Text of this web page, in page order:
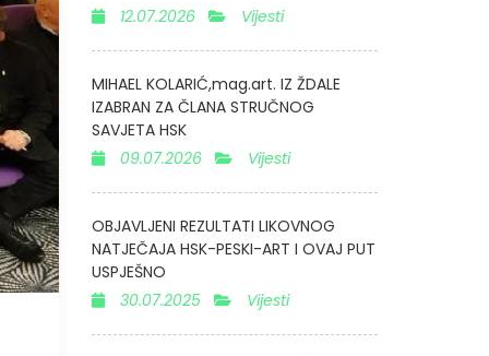
12.07.2026
Vijesti
MIHAEL KOLARIĆ,mag.art. IZ ŽDALE
IZABRAN ZA ČLANA STRUČNOG
SAVJETA HSK
09.07.2026
Vijesti
OBJAVLJENI REZULTATI LIKOVNOG
NATJEČAJA HSK-PESKI-ART I OVAJ PUT
USPJEŠNO
30.07.2025
Vijesti